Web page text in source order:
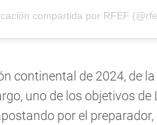
compartida por RFEF
continental de 2024, de
uno de los objetivos de
por el preparador,